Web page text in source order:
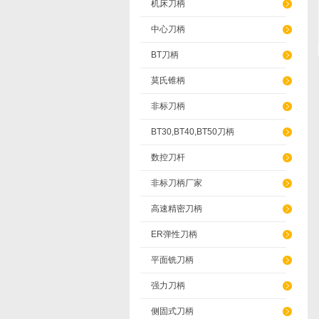
机床刀柄
中心刀柄
BT刀柄
莫氏锥柄
非标刀柄
BT30,BT40,BT50刀柄
数控刀杆
非标刀柄厂家
高速精密刀柄
ER弹性刀柄
平面铣刀柄
强力刀柄
侧固式刀柄